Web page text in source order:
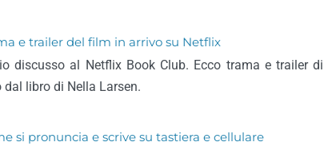
e trailer del film in arrivo su Netflix
discusso al Netflix Book Club. Ecco trama e trailer di
libro di Nella Larsen.
si pronuncia e scrive su tastiera e cellulare